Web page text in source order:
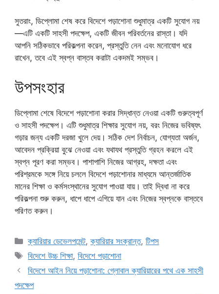
সুতরাং, ডিপ্লোমা শেষ করে বিদেশে পড়াশোনা শুধুমাত্র একটি সুযোগ নয়
—এটি একটি সাহসী পদক্ষেপ, একটি জীবন পরিবর্তনের রাস্তা। যদি
আপনি সঠিকভাবে পরিকল্পনা করেন, প্রস্তুতি নেন এবং মনোযোগ ধরে
রাখেন, তবে এই স্বপ্ন বাস্তব করাটা একদমই সম্ভব।
উপসংহার
ডিপ্লোমা শেষে বিদেশে পড়াশোনা করার সিদ্ধান্ত নেওয়া একটি গুরুত্বপূর্ণ
ও সাহসী পদক্ষেপ। এটি শুধুমাত্র শিক্ষার সুযোগ নয়, বরং নিজের ভবিষ্যৎ
গড়ার জন্য একটি দরজা খুলে দেয়। সঠিক দেশ নির্বাচন, যোগ্যতা অর্জন,
আবেদন প্রক্রিয়া বুঝে নেওয়া এবং যথাযথ প্রস্তুতি গ্রহন করলে এই
স্বপ্ন পূরণ করা সম্ভব। পাশাপাশি নিজের আগ্রহ, দক্ষতা এবং
পরিশ্রমকে সঙ্গে নিয়ে চললে বিদেশে পড়াশোনার মাধ্যমে আন্তর্জাতিক
মানের শিক্ষা ও কর্মসংস্থানের সুযোগ পাওয়া যায়। তাই দ্বিধা না করে
পরিকল্পনা শুরু করুন, ধাপে ধাপে এগিয়ে যান এবং নিজের স্বপ্নকে বাস্তবে
পরিণত করুন।
Categories
ক্যারিয়ার ডেভেলপমেন্ট,ক্যারিয়ার সংক্রান্ত,টিপস
Tags
বিদেশে উচ্চ শিক্ষা,বিদেশে পড়াশোনা
বিদেশে আইন নিয়ে পড়াশোনা: গ্লোবাল ক্যারিয়ারের পথে এক সাহসী
পদক্ষেপ